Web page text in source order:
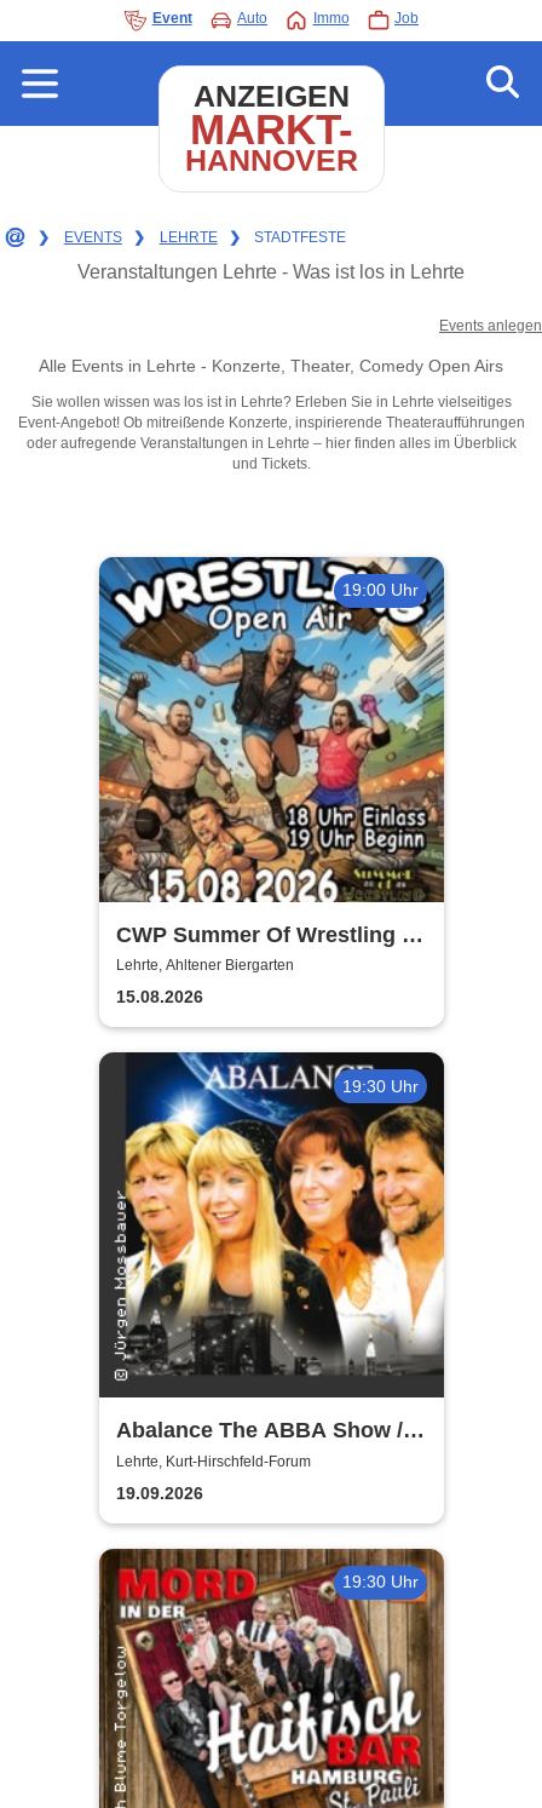
Event Auto Immo Job
ANZEIGEN
MARKT-
HANNOVER
❯ EVENTS ❯ LEHRTE ❯ STADTFESTE
Veranstaltungen Lehrte - Was ist los in Lehrte
Events anlegen
Alle Events in Lehrte - Konzerte, Theater, Comedy Open Airs
Sie wollen wissen was los ist in Lehrte? Erleben Sie in Lehrte vielseitiges
Event-Angebot! Ob mitreißende Konzerte, inspirierende Theateraufführungen
oder aufregende Veranstaltungen in Lehrte – hier finden alles im Überblick
und Tickets.
19:00 Uhr
CWP Summer Of Wrestling -
Open Air
Lehrte, Ahltener Biergarten
15.08.2026
19:30 Uhr
Abalance The ABBA Show /
Revival Show - a tribute to
ABBA
Lehrte, Kurt-Hirschfeld-Forum
19.09.2026
19:30 Uhr